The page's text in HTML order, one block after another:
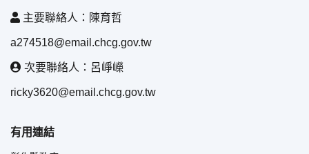
主要聯絡人：陳育哲
a274518@email.chcg.gov.tw
次要聯絡人：呂崢嶸
ricky3620@email.chcg.gov.tw
有用連結